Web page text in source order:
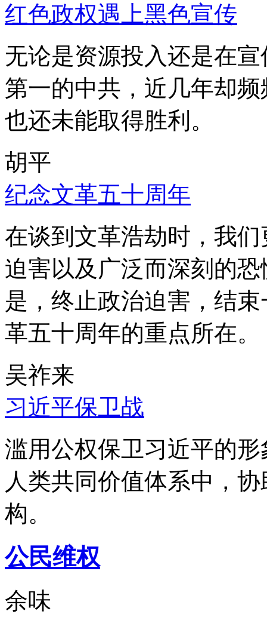
红色政权遇上黑色宣传
无论是资源投入还是在
第一的中共，近几年却
也还未能取得胜利。
胡平
纪念文革五十周年
在谈到文革浩劫时，我
迫害以及广泛而深刻的
是，终止政治迫害，结
革五十周年的重点所在。
吴祚来
习近平保卫战
滥用公权保卫习近平的
人类共同价值体系中，
构。
公民维权
余味